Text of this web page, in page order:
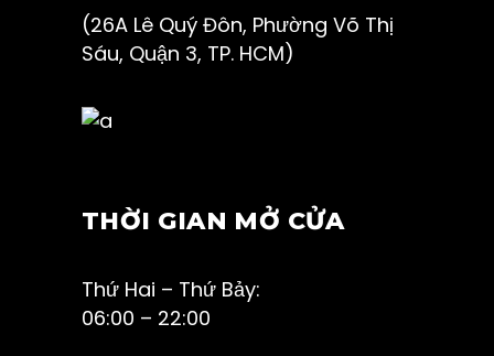
(26A Lê Quý Đôn, Phường Võ Thị
Sáu, Quận 3, TP. HCM)
THỜI GIAN MỞ CỬA
Thứ Hai – Thứ Bảy:
06:00 – 22:00